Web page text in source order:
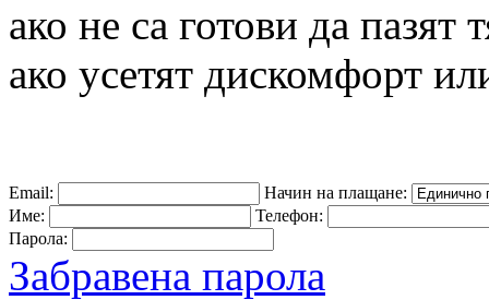
ако не са готови да пазят
ако усетят дискомфорт
Email:
Начин на плащане:
Име:
Телефон:
Парола:
Забравена парола